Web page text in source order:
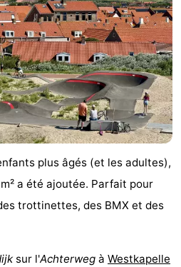
plus âgés (et les adultes),
a été ajoutée. Parfait pour
trottinettes, des BMX et des
sur l'Achterweg à Westkapelle